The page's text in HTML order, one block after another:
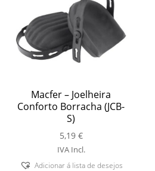
Macfer – Joelheira
Conforto Borracha (JCB-
S)
5,19 €
IVA Incl.
Adicionar á lista de desejos